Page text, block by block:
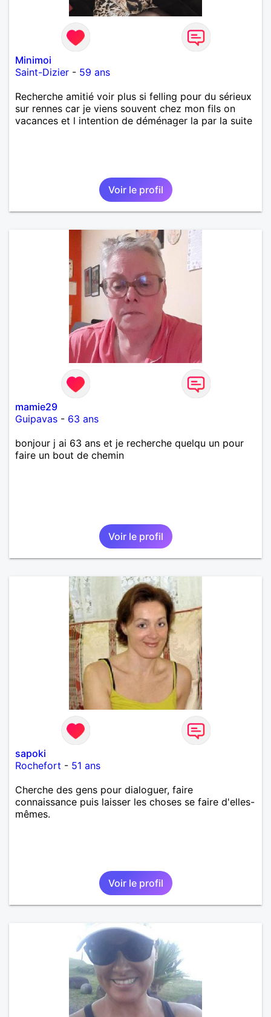
Minimoi
Saint-Dizier - 59 ans
Recherche amitié voir plus si felling pour du sérieux
sur rennes car je viens souvent chez mon fils on
vacances et l intention de déménager la par la suite
Voir le profil
mamie29
Guipavas - 63 ans
bonjour j ai 63 ans et je recherche quelqu un pour
faire un bout de chemin
Voir le profil
sapoki
Rochefort - 51 ans
Cherche des gens pour dialoguer, faire
connaissance puis laisser les choses se faire d'elles-
mêmes.
Voir le profil